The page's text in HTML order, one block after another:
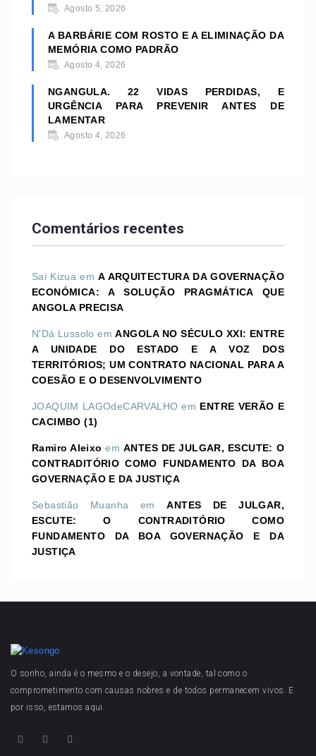
Agosto 5, 2026
A BARBÁRIE COM ROSTO E A ELIMINAÇÃO DA
MEMÓRIA COMO PADRÃO
Agosto 4, 2026
NGANGULA. 22 VIDAS PERDIDAS, E
URGÊNCIA PARA PREVENIR ANTES DE
LAMENTAR
Agosto 4, 2026
Comentários recentes
Sai Kizua emA ARQUITECTURA DA GOVERNAÇÃO
ECONÓMICA: A SOLUÇÃO PRAGMÁTICA QUE
ANGOLA PRECISA
N'Dá Lussolo emANGOLA NO SÉCULO XXI: ENTRE
A UNIDADE DO ESTADO E A VOZ DOS
TERRITÓRIOS; UM CONTRATO NACIONAL PARA A
COESÃO E O DESENVOLVIMENTO
JOAQUIM LAGOdeCARVALHO em ENTRE VERÃO E
CACIMBO (1)
Ramiro Aleixo emANTES DE JULGAR, ESCUTE: O
CONTRADITÓRIO COMO FUNDAMENTO DA BOA
GOVERNAÇÃO E DA JUSTIÇA
Sebastião Muanha emANTES DE JULGAR,
ESCUTE: O CONTRADITÓRIO COMO
FUNDAMENTO DA BOA GOVERNAÇÃO E DA
JUSTIÇA
O sonho, ainda é o mesmo e o desejo, a vontade, tal como o
comprometimento com causas nobres e de todos permanecem vivos. E
por isso, estamos aqui.